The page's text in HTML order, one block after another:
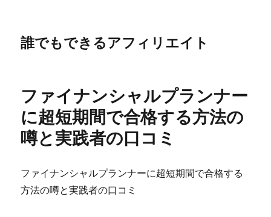
誰でもできるアフィリエイト
ファイナンシャルプランナー
に超短期間で合格する方法の
噂と実践者の口コミ
ファイナンシャルプランナーに超短期間で合格する
方法の噂と実践者の口コミ